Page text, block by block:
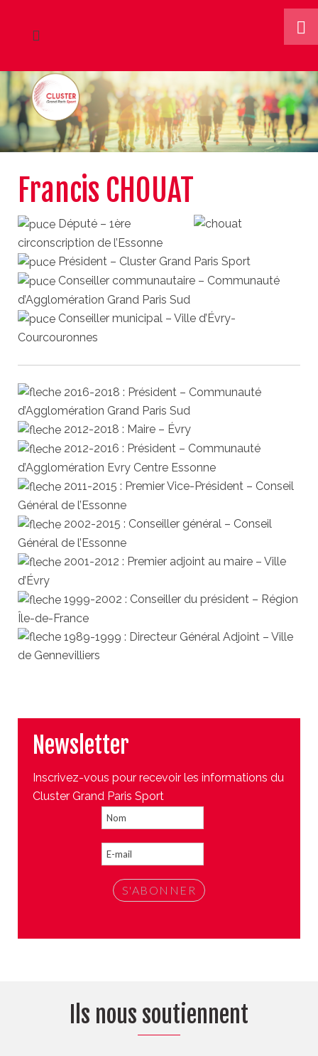
Francis CHOUAT
Député – 1ère
circonscription de l’Essonne
Président – Cluster Grand Paris Sport
Conseiller communautaire – Communauté
d’Agglomération Grand Paris Sud
Conseiller municipal – Ville d’Évry-
Courcouronnes
2016-2018 : Président – Communauté
d’Agglomération Grand Paris Sud
2012-2018 : Maire – Évry
2012-2016 : Président – Communauté
d’Agglomération Evry Centre Essonne
2011-2015 : Premier Vice-Président – Conseil
Général de l’Essonne
2002-2015 : Conseiller général – Conseil
Général de l’Essonne
2001-2012 : Premier adjoint au maire – Ville
d’Évry
1999-2002 : Conseiller du président – Région
Île-de-France
1989-1999 : Directeur Général Adjoint – Ville
de Gennevilliers
Newsletter
Inscrivez-vous pour recevoir les informations du
Cluster Grand Paris Sport
Ils nous soutiennent